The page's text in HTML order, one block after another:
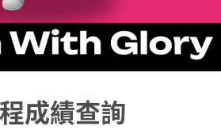
成績查詢